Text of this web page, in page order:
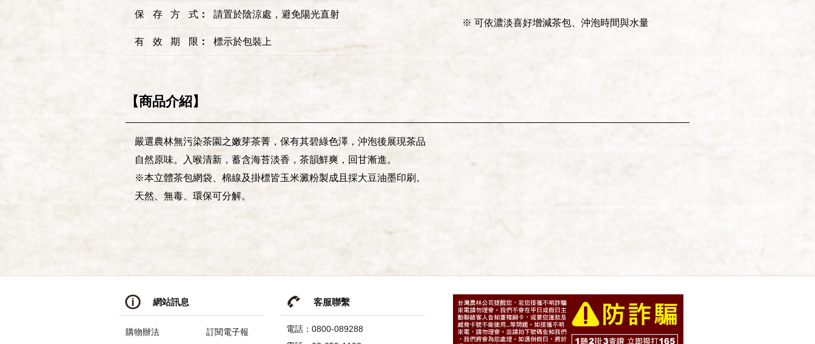
保存方式 ： 請置於陰涼處，避免陽光直射
有效期限 ： 標示於包裝上
※ 可依濃淡喜好增減茶包、沖泡時間與水量
【商品介紹】
嚴選農林無污染茶園之嫩芽茶菁，保有其碧綠色澤，沖泡後展現茶品
自然原味。入喉清新，蓄含海苔淡香，茶韻鮮爽，回甘漸進。
※本立體茶包網袋、棉線及掛標皆玉米澱粉製成且採大豆油墨印刷。
天然、無毒、環保可分解。
網站訊息
購物辦法 訂閱電子報
客服聯繫
電話：0800-089288